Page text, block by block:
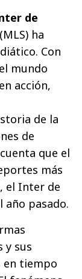
de
ha
Con
mundo
acción,
de la
de
que el
más
el Inter de
año pasado.
y sus
en tiempo